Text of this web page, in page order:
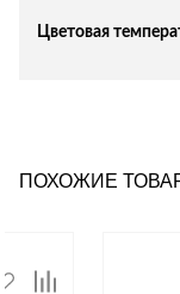
Цветовая
ПОХОЖИЕ